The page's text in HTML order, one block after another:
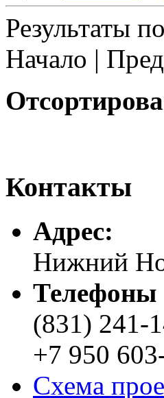
Результаты
Начало |
Контакты
Адреc:
Нижний
Телефоны
(831) 241-
+7 950
Схема